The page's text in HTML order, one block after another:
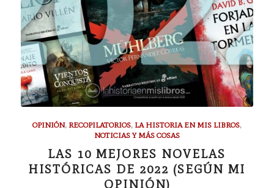
OPINIÓN, RECOPILATORIOS, LA HISTORIA EN MIS LIBROS,
NOTICIAS Y MÁS COSAS
LAS 10 MEJORES NOVELAS
HISTÓRICAS DE 2022 (SEGÚN MI
OPINIÓN)